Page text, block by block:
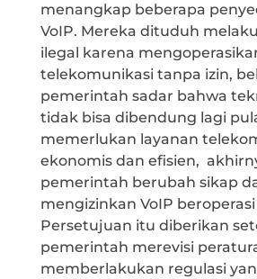
menangkap beberapa
VoIP. Mereka dituduh
ilegal karena
telekomunikasi tanpa izin,
pemerintah sadar bahwa
tidak bisa dibendung lagi
memerlukan layanan
ekonomis dan efisien,
pemerintah berubah sikap
mengizinkan VoIP
Persetujuan itu diberikan
pemerintah merevisi
memberlakukan regulasi